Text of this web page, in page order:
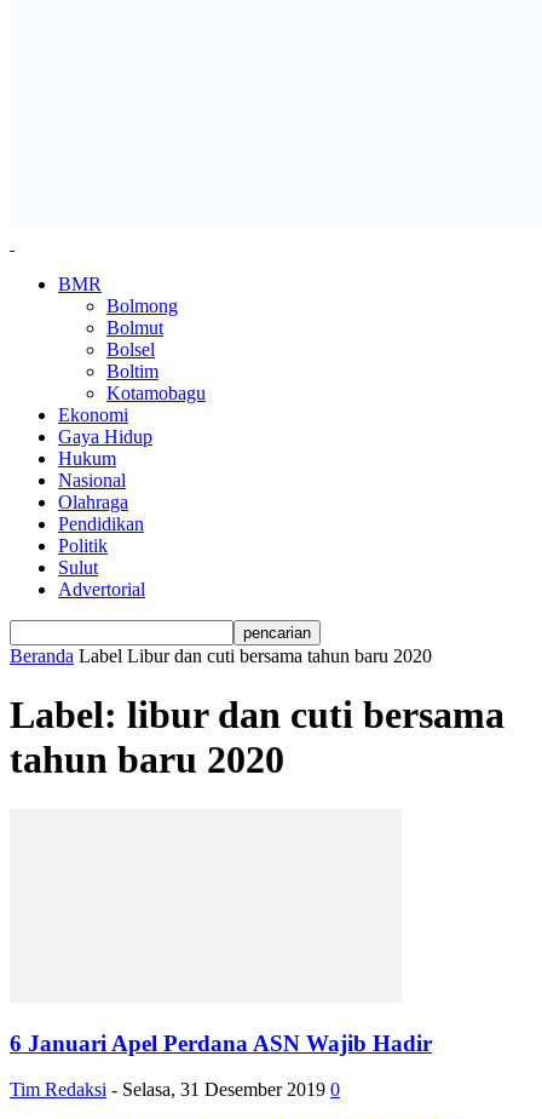
BMR
Bolmong
Bolmut
Bolsel
Boltim
Kotamobagu
Ekonomi
Gaya Hidup
Hukum
Nasional
Olahraga
Pendidikan
Politik
Sulut
Advertorial
Beranda Label Libur dan cuti bersama tahun baru 2020
Label: libur dan cuti bersama
tahun baru 2020
6 Januari Apel Perdana ASN Wajib Hadir
Tim Redaksi - Selasa, 31 Desember 2019 0